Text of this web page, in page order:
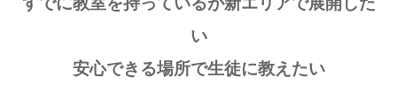
い
安心できる場所で生徒に教えたい